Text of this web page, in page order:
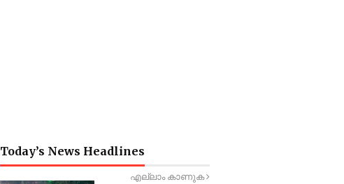
Today’s News Headlines
എല്ലാം കാണുക